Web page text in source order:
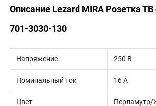
Описание Lezard MIRA Розетка ТВ
701-3030-130
Напряжение 250 В
Номинальный ток 16 А
Цвет Перламутр/